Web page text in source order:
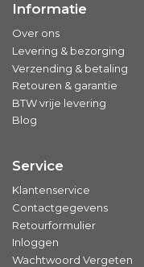
Informatie
Over ons
Levering & bezorging
Verzending & betaling
Retouren & garantie
BTW vrije levering
Blog
Service
Klantenservice
Contactgegevens
Retourformulier
Inloggen
Wachtwoord Vergeten